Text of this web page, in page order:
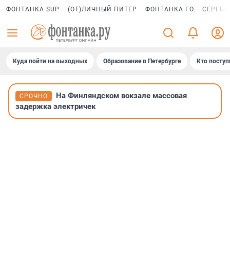
ФОНТАНКА SUP (ОТ)ЛИЧНЫЙ ПИТЕР ФОНТАНКА ГО
Куда пойти на выходных Образование в Петербурге Кто
СРОЧНО
На Финляндском вокзале массовая
задержка электричек